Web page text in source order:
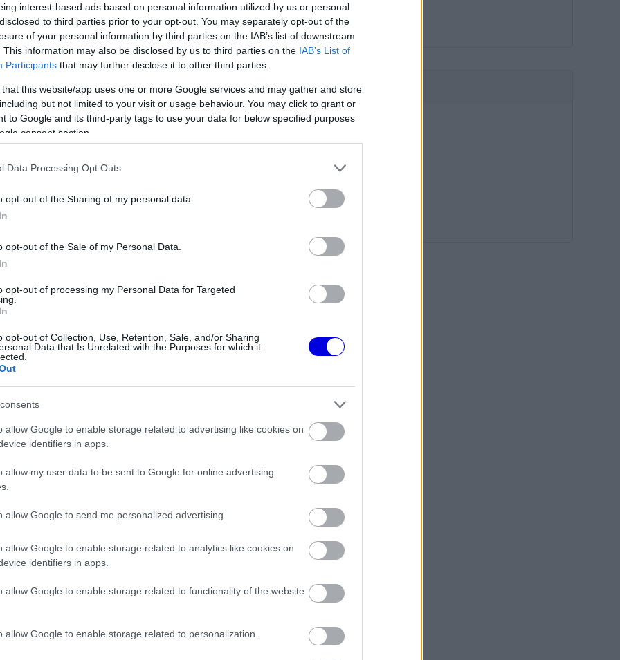
interest-based ads based on personal information utilized by us or personal
to third parties prior to your opt-out. You may separately opt-out of the
of your personal information by third parties on the IAB’s list of downstream
This information may also be disclosed by us to third parties on the IAB’s List of
Participants that may further disclose it to other third parties.
that this website/app uses one or more Google services and may gather and store
but not limited to your visit or usage behaviour. You may click to grant or
to Google and its third-party tags to use your data for below specified purposes
consent section.
Data Processing Opt Outs
opt-out of the Sharing of my personal data.
opt-out of the Sale of my Personal Data.
opt-out of processing my Personal Data for Targeted
opt-out of Collection, Use, Retention, Sale, and/or Sharing
Data that Is Unrelated with the Purposes for which it
allow Google to enable storage related to advertising like cookies on
identifiers in apps.
allow my user data to be sent to Google for online advertising
allow Google to send me personalized advertising.
allow Google to enable storage related to analytics like cookies on
identifiers in apps.
allow Google to enable storage related to functionality of the website
allow Google to enable storage related to personalization.
edzés utáni nyilatkozatát, amelyből
csábított
tudjuk, ő mindig is nyíltan kimutatta az
Davidson. "Meglepő számomra ez a
hogy aFerrarimég tartogat
az különösen beszédes, hiszen ő egy
jelzi, hogy az autó pontosan azt nyújtja,
szakértő. "Most már csak szerencsére van